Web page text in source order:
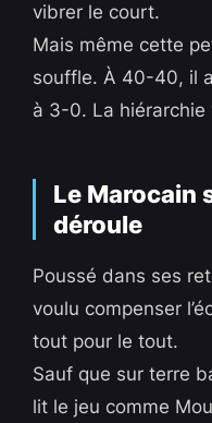
vibrer le court.
Mais même cette
souffle. À 40-40, il
à 3-0. La hiérarchie
Le Marocain
déroule
Poussé dans ses
voulu compenser
tout pour le tout.
Sauf que sur terre
lit le jeu comme